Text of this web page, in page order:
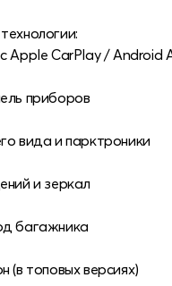
Apple CarPlay / Android
приборов
вида и парктроники
и зеркал
багажника
(в топовых версиях)